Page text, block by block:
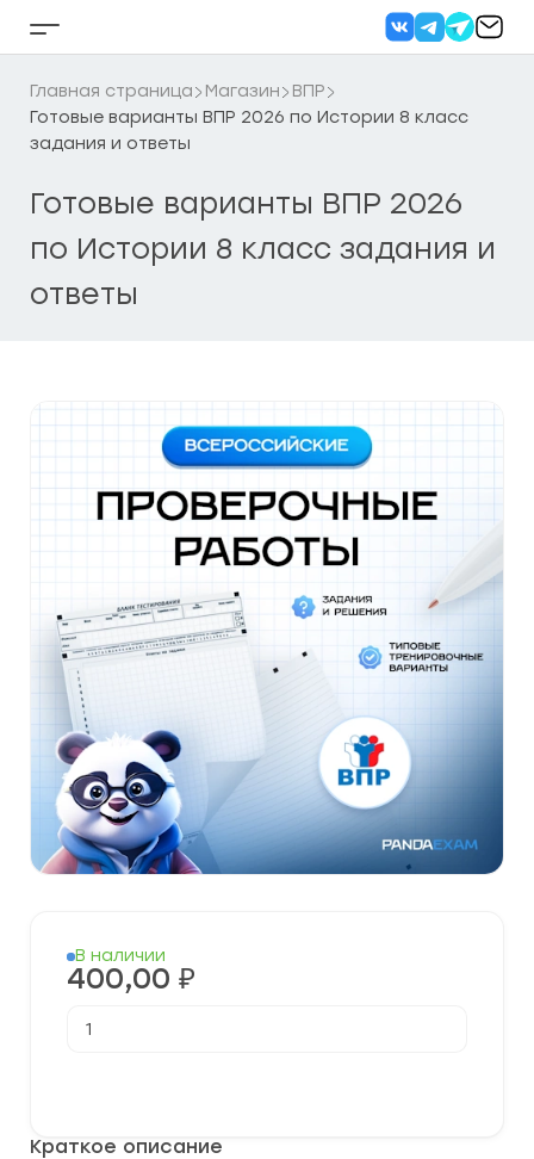
Кнопка
бокового
меню
Главная страница Магазин
ВПР
Готовые варианты ВПР 2026 по Истории 8 класс
задания и ответы
Готовые варианты ВПР 2026
по Истории 8 класс задания и
ответы
Краткое описание
В наличии
400,00 ₽
товара
Истории